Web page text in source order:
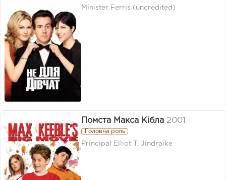
Minister Ferris (uncredited)
Помста Макса Кібла 2001
Головна роль
Principal Elliot T. Jindraike